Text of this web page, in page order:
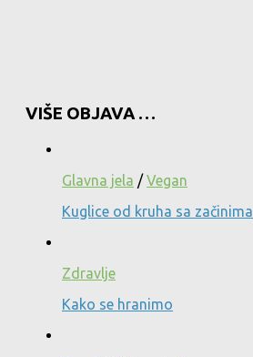
VIŠE OBJAVA …
Glavna jela /Vegan
Kuglice od kruha sa začinima
Zdravlje
Kako se hranimo